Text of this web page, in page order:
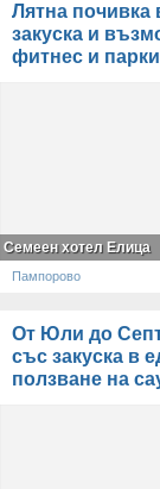
Лятна
закуска и
фитнес и
Семеен хотел Елица
Пампорово
От Юли до
със закуска в
ползване на